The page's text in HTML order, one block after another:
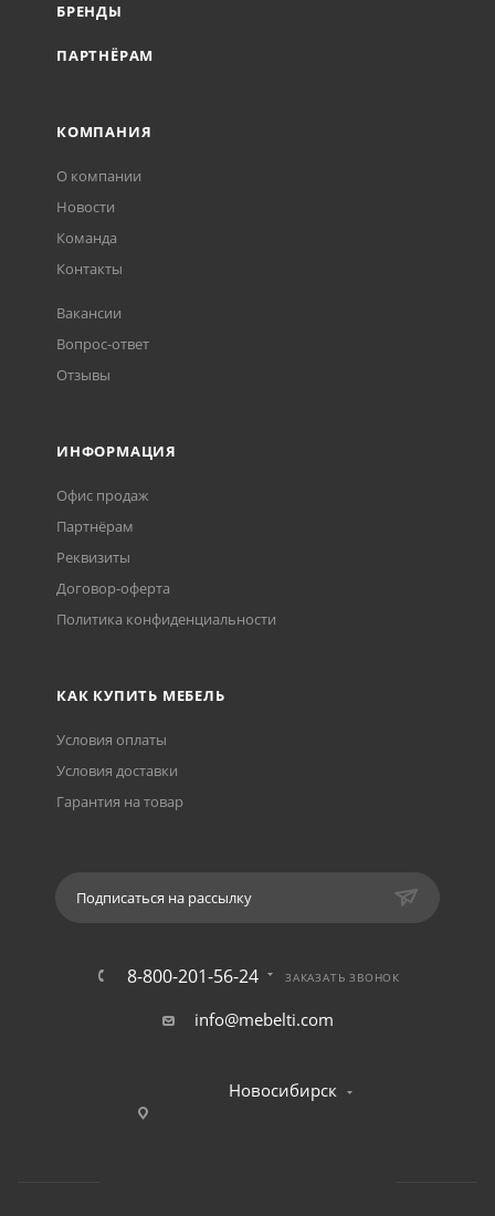
БРЕНДЫ
ПАРТНЁРАМ
КОМПАНИЯ
О компании
Новости
Команда
Контакты
Вакансии
Вопрос-ответ
Отзывы
ИНФОРМАЦИЯ
Офис продаж
Партнёрам
Реквизиты
Договор-оферта
Политика конфиденциальности
КАК КУПИТЬ МЕБЕЛЬ
Условия оплаты
Условия доставки
Гарантия на товар
Подписаться на рассылку
8-800-201-56-24 ЗАКАЗАТЬ ЗВОНОК
info@mebelti.com
Новосибирск